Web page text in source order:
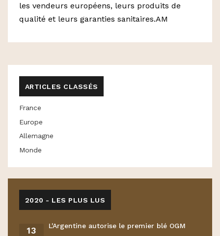
les vendeurs européens, leurs produits de
qualité et leurs garanties sanitaires.AM
ARTICLES CLASSÉS
France
Europe
Allemagne
Monde
2020 - LES PLUS LUS
13 L'Argentine autorise le premier blé OGM